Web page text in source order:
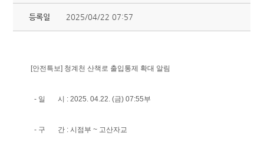
등록일 2025/04/22 07:57
[안전특보] 청계천 산책로 출입통제 확대 알림
- 일 시 : 2025. 04.22. (금) 07:55부
- 구 간 : 시점부 ~ 고산자교